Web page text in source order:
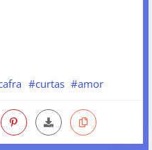
#curtas #amor